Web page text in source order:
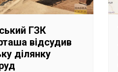
ГЗК
відсудив
ділянку